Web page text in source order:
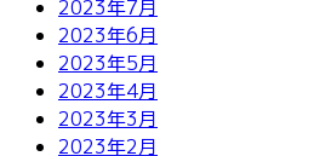
2023年7月
2023年6月
2023年5月
2023年4月
2023年3月
2023年2月